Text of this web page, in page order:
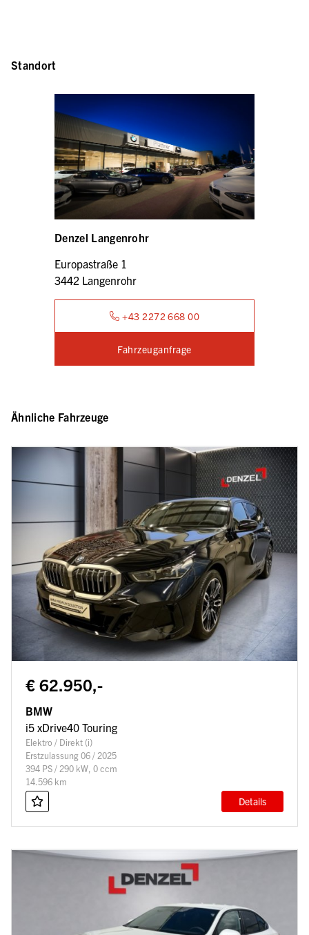
Standort
Denzel Langenrohr
Europastraße 1
3442 Langenrohr
+43 2272 668 00
Fahrzeuganfrage
Ähnliche Fahrzeuge
€ 62.950,-
BMW
i5 xDrive40 Touring
Elektro / Direkt (i)
Erstzulassung 06 / 2025
394 PS / 290 kW, 0 ccm
14.596 km
Details